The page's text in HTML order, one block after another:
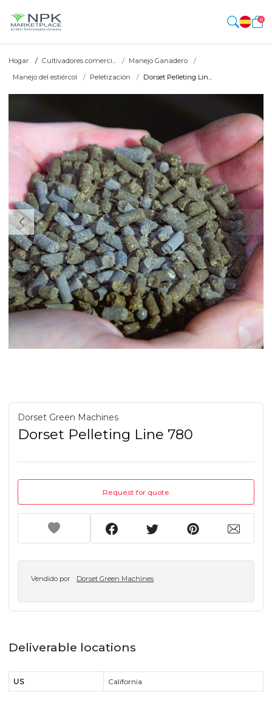
0
Hogar Cultivadores comerci...
Manejo Ganadero
Manejo del estiércol
Peletización Dorset Pelleting Lin...
Dorset Green Machines
Dorset Pelleting Line 780
Request for quote
Vendido por Dorset Green Machines
Deliverable locations
US California